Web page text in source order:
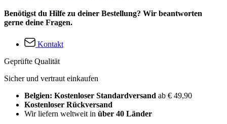
Benötigst du Hilfe zu deiner Bestellung? Wir beantworten
gerne deine Fragen.
Kontakt
Geprüfte Qualität
Sicher und vertraut einkaufen
Belgien: Kostenloser Standardversand ab € 49,90
Kostenloser Rückversand
Wir liefern weltweit in über 40 Länder